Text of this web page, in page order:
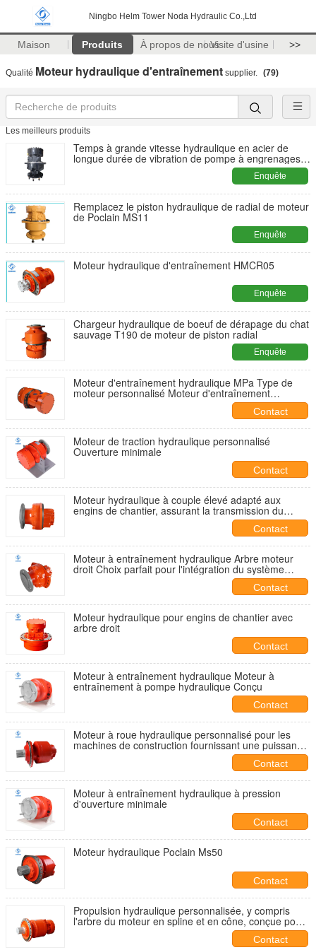
Ningbo Helm Tower Noda Hydraulic Co.,Ltd
Maison Produits À propos de nousVisite d'usine >>
Qualité Moteur hydraulique d'entraînement supplier. (79)
Les meilleurs produits
Temps à grande vitesse hydraulique en acier de
longue durée de vibration de pompe à engrenages
Enquête
maintenant
Remplacez le piston hydraulique de radial de moteur
de Poclain MS11
Enquête
maintenant
Moteur hydraulique d'entraînement HMCR05
Enquête
maintenant
Chargeur hydraulique de boeuf de dérapage du chat
sauvage T190 de moteur de piston radial
Enquête
maintenant
Moteur d'entraînement hydraulique MPa Type de
moteur personnalisé Moteur d'entraînement
hydraulique Conçu pour un contrôle et des
Contact
Moteur de traction hydraulique personnalisé
Ouverture minimale
Contact
Moteur hydraulique à couple élevé adapté aux
engins de chantier, assurant la transmission du
couple et un fonctionnement robuste
Contact
Moteur à entraînement hydraulique Arbre moteur
droit Choix parfait pour l'intégration du système
Contact
Moteur hydraulique pour engins de chantier avec
arbre droit
Contact
Moteur à entraînement hydraulique Moteur à
entraînement à pompe hydraulique Conçu
Contact
Moteur à roue hydraulique personnalisé pour les
machines de construction fournissant une puissance
et un contrôle améliorés dans des environnements
Contact
Moteur à entraînement hydraulique à pression
d'ouverture minimale
Contact
Moteur hydraulique Poclain Ms50
Contact
Propulsion hydraulique personnalisée, y compris
l'arbre du moteur en spline et en cône, conçue pour
des performances robustes dans les solutions
Contact